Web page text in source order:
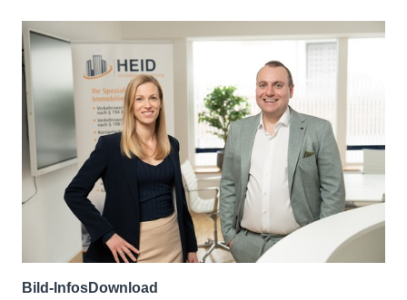
Bild-InfosDownload